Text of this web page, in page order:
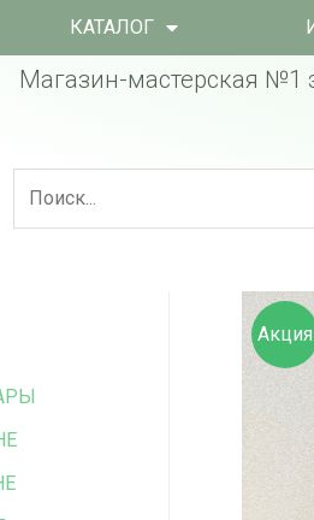
КАТАЛОГ
Магазин-мастерская №1
Акция